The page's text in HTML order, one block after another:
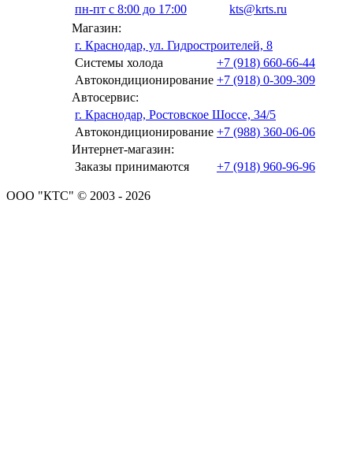
пн-пт с 8:00 до 17:00
kts@krts.ru
Магазин:
г. Краснодар, ул. Гидростроителей, 8
Системы холода
+7 (918) 660-66-44
Автокондиционирование +7 (918) 0-309-309
Автосервис:
г. Краснодар, Ростовское Шоссе, 34/5
Автокондиционирование +7 (988) 360-06-06
Интернет-магазин:
Заказы принимаются
+7 (918) 960-96-96
ООО "КТС" © 2003 - 2026